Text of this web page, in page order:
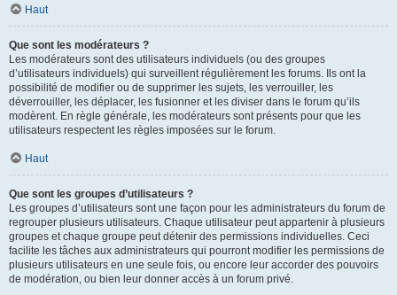
Haut
Que sont les modérateurs ?
Les modérateurs sont des utilisateurs individuels (ou des groupes
d’utilisateurs individuels) qui surveillent régulièrement les forums. Ils ont la
possibilité de modifier ou de supprimer les sujets, les verrouiller, les
déverrouiller, les déplacer, les fusionner et les diviser dans le forum qu’ils
modèrent. En règle générale, les modérateurs sont présents pour que les
utilisateurs respectent les règles imposées sur le forum.
Haut
Que sont les groupes d’utilisateurs ?
Les groupes d’utilisateurs sont une façon pour les administrateurs du forum de
regrouper plusieurs utilisateurs. Chaque utilisateur peut appartenir à plusieurs
groupes et chaque groupe peut détenir des permissions individuelles. Ceci
facilite les tâches aux administrateurs qui pourront modifier les permissions de
plusieurs utilisateurs en une seule fois, ou encore leur accorder des pouvoirs
de modération, ou bien leur donner accès à un forum privé.